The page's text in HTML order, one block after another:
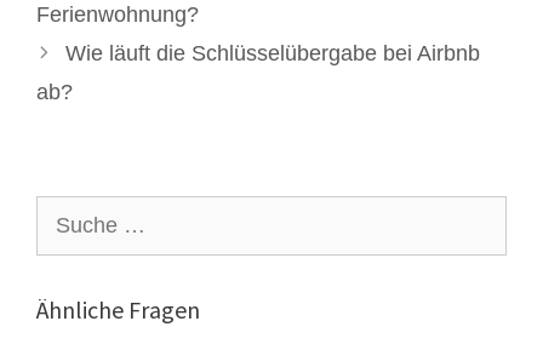
Ferienwohnung?
Wie läuft die Schlüsselübergabe bei Airbnb
ab?
nach:
Ähnliche Fragen